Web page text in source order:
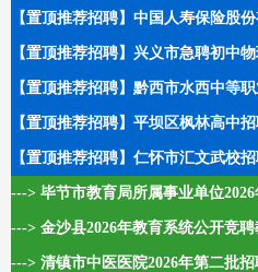
【置顶推荐招聘】中国人寿保险股
【置顶推荐招聘】兴义市急聘初中
【置顶推荐招聘】黔西市水西中等
【置顶推荐招聘】平坝区枫林高中
【置顶推荐招聘】仁怀市汇文武校
---> 毕节市教育局所属事业单位
---> 金沙县2026年教育系统公开竞
---> 清镇市中医医院2026年第二批